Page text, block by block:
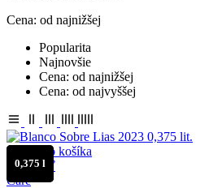
Cena: od najnižšej
Popularita
Najnovšie
Cena: od najnižšej
Cena: od najvyššej
Pridať do košíka
Porovnať
Care
0,375 l